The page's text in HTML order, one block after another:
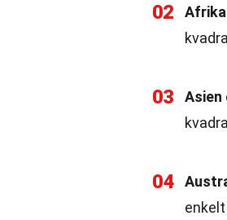
02
03
04